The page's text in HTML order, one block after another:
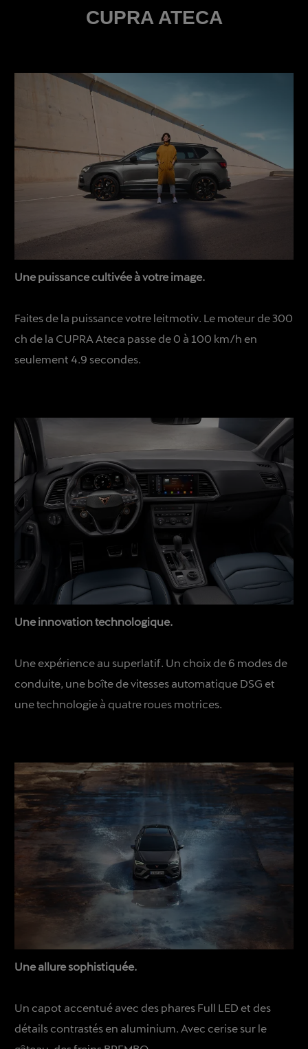
CUPRA ATECA
Une puissance cultivée à votre image.
Faites de la puissance votre leitmotiv. Le moteur de 300
ch de la CUPRA Ateca passe de 0 à 100 km/h en
seulement 4.9 secondes.
Une innovation technologique.
Une expérience au superlatif. Un choix de 6 modes de
conduite, une boîte de vitesses automatique DSG et
une technologie à quatre roues motrices.
Une allure sophistiquée.
Un capot accentué avec des phares Full LED et des
détails contrastés en aluminium. Avec cerise sur le